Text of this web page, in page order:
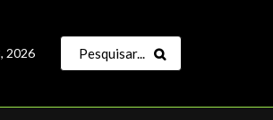
2026